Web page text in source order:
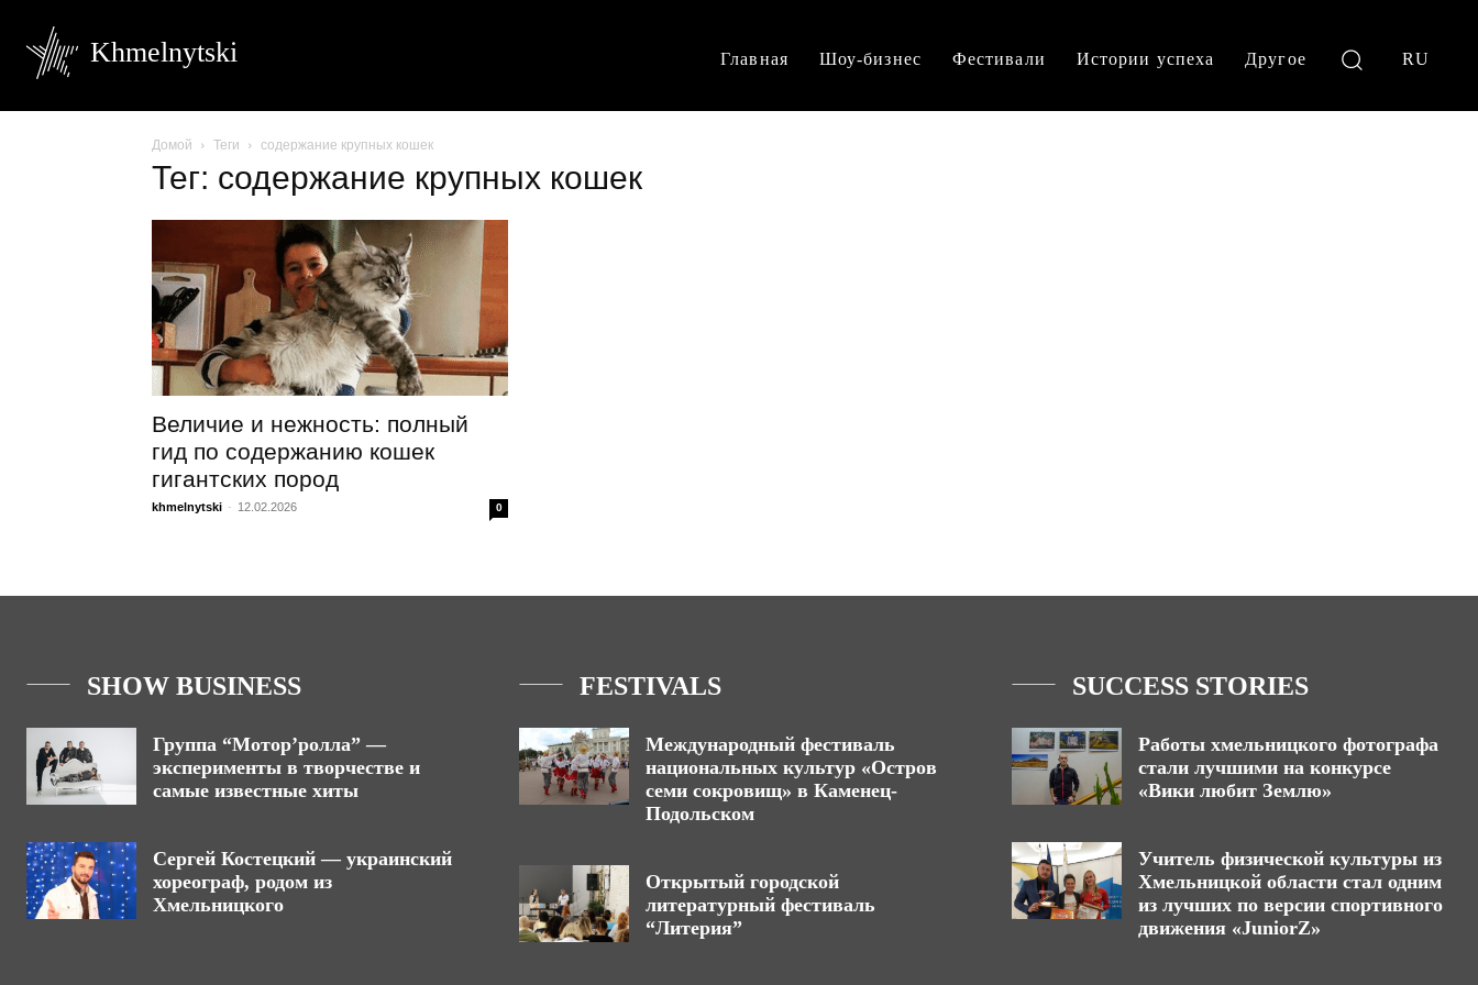
Khmelnytski Главная Шоу-бизнес Фестивали Истории успеха Другое RU
Домой Теги содержание крупных кошек
Тег: содержание крупных кошек
Величие и нежность: полный
гид по содержанию кошек
гигантских пород
khmelnytski - 12.02.2026 0
SHOW BUSINESS
Группа “Мотор’ролла” —
эксперименты в творчестве и
самые известные хиты
Сергей Костецкий — украинский
хореограф, родом из
Хмельницкого
FESTIVALS
Международный фестиваль
национальных культур «Остров
семи сокровищ» в Каменец-
Подольском
Открытый городской
литературный фестиваль
“Литерия”
SUCCESS STORIES
Работы хмельницкого фотографа
стали лучшими на конкурсе
«Вики любит Землю»
Учитель физической культуры из
Хмельницкой области стал одним
из лучших по версии спортивного
движения «JuniorZ»